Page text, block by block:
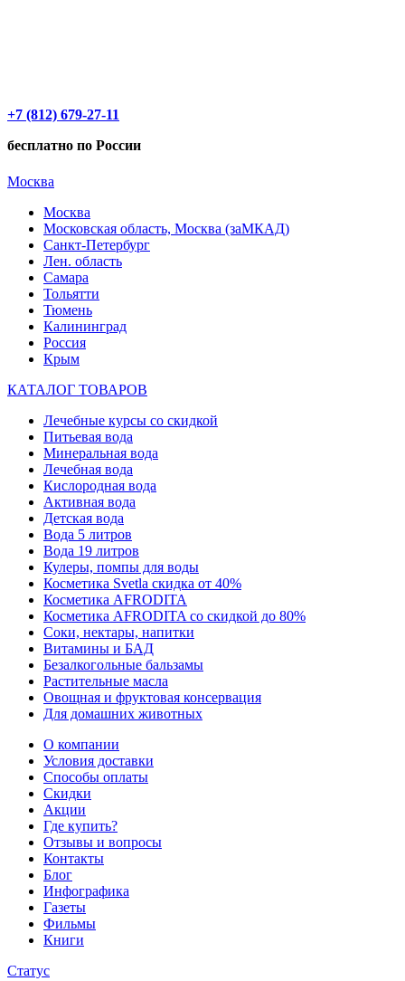
+7 (812) 679-27-11
бесплатно по России
Москва
Москва
Московская область, Москва (заМКАД)
Санкт-Петербург
Лен. область
Самара
Тольятти
Тюмень
Калининград
Россия
Крым
КАТАЛОГ ТОВАРОВ
Лечебные курсы со скидкой
Питьевая вода
Минеральная вода
Лечебная вода
Кислородная вода
Активная вода
Детская вода
Вода 5 литров
Вода 19 литров
Кулеры, помпы для воды
Косметика Svetla скидка от 40%
Косметика AFRODITA
Косметика AFRODITA со скидкой до 80%
Соки, нектары, напитки
Витамины и БАД
Безалкогольные бальзамы
Растительные масла
Овощная и фруктовая консервация
Для домашних животных
О компании
Условия доставки
Способы оплаты
Скидки
Акции
Где купить?
Отзывы и вопросы
Контакты
Блог
Инфографика
Газеты
Фильмы
Книги
Статус